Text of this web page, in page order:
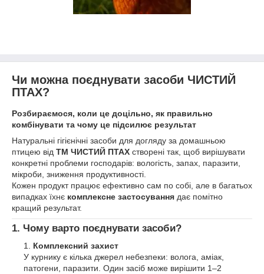
Чи можна поєднувати засоби ЧИСТИЙ
ПТАХ?
Розбираємося, коли це доцільно, як правильно
комбінувати та чому це підсилює результат
Натуральні гігієнічні засоби для догляду за домашньою
птицею від ТМ ЧИСТИЙ ПТАХ створені так, щоб вирішувати
конкретні проблеми господарів: вологість, запах, паразити,
мікроби, зниження продуктивності.
Кожен продукт працює ефективно сам по собі, але в багатьох
випадках їхнє комплексне застосування дає помітно
кращий результат.
1. Чому варто поєднувати засоби?
Комплексний захист
У курнику є кілька джерел небезпеки: волога, аміак,
патогени, паразити. Один засіб може вирішити 1–2